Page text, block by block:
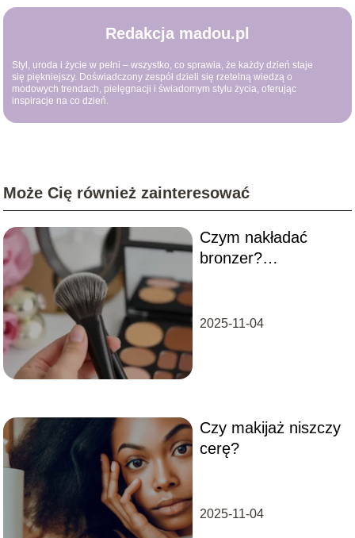
Redakcja madou.pl
Styl, uroda i życie w pełni – wszystko, co sprawia, że każdy dzień staje
się piękniejszy. Doświadczony zespół dzieli się rzetelną wiedzą o
modowych trendach, pielęgnacji i świadomym stylu życia, oferując
inspiracje na co dzień.
Może Cię również zainteresować
Czym nakładać
bronzer?
2025-11-04
Czy makijaż niszczy
cerę?
2025-11-04